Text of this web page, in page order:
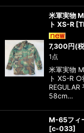
米軍実物
ト XS-R [
7,300円(
1点
米軍実物
ト XS-R
58cm…
M-65フィ
[c-033]